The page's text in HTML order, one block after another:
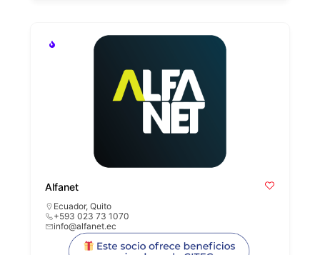
Alfanet
Ecuador,Quito
+593 023 73 1070
info@alfanet.ec